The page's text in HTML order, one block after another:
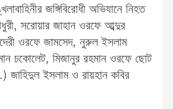
জঙ্গিবিরোধী অভিযানে নিহত
সরোয়ার জাহান ওরফে আব্দুর
ওরফে জামসেদ, নুরুল ইসলাম
চকোলেট, মিজানুর রহমান ওরফে ছোট
জাহিদুল ইসলাম ও রায়হান কবির